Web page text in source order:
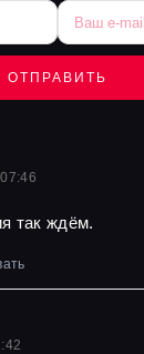
ОТПРАВИТЬ
так ждём.